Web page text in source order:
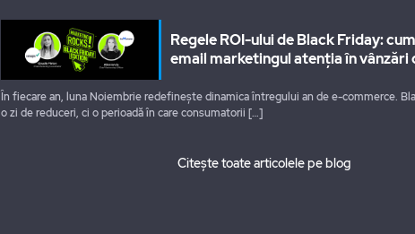
Regele ROI-ului de Black Friday:
email marketingul atenția în vânzări
În fiecare an, luna Noiembrie redefinește dinamica întregului an de e-commerce.
o zi de reduceri, ci o perioadă în care consumatorii […]
Citește toate articolele pe blog